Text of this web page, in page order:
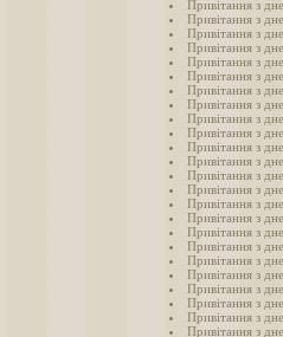
Привітання з
Привітання з
Привітання з
Привітання з
Привітання з
Привітання з
Привітання з
Привітання з
Привітання з
Привітання з
Привітання з
Привітання з
Привітання з
Привітання з
Привітання з
Привітання з
Привітання з
Привітання з
Привітання з
Привітання з
Привітання з
Привітання з
Привітання з
Привітання з